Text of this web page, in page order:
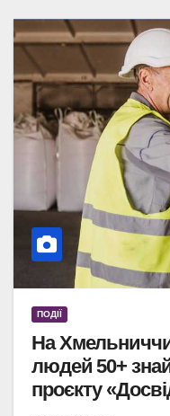
ПОДІЇ
На
людей 50+
проєкту